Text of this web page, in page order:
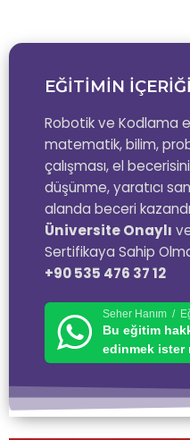
EĞİTİMİN İÇERİĞİ
Robotik ve Kodlama
matematik, bilim,
çalışması, el
düşünme, yaratıcı
alanda beceri
Üniversite Onaylı
Sertifikaya Sahip
+90 535 476 37 12
Seher Hanım /
Bu eğitim
edinmek ister